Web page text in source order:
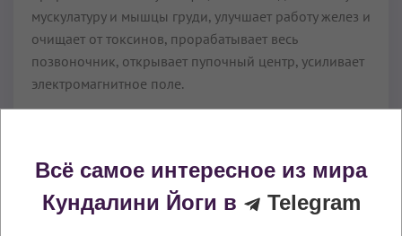
мускулатуру и мышцы груди, улучшает работу желез и
очищает от токсинов, прорабатывает весь
позвоночник, открывает пупочный центр, усиливает
электромагнитное поле.
Всё самое интересное из мира
Кундалини Йоги в
Telegram